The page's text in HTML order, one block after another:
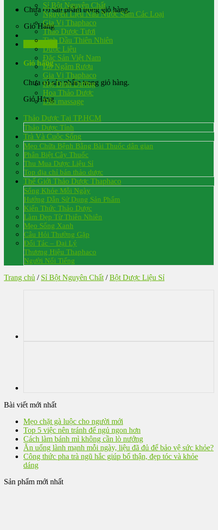
Chưa có sản phẩm trong giỏ hàng.
Giỏ Hàng
Đăng nhập
Giỏ hàng
Chưa có sản phẩm trong giỏ hàng.
Giỏ Hàng
Sỉ Bột Nguyên Chất
Nguyên Liệu Nấu Nước Sâm Các Loại
Gia Vị Thaphaco
Thảo Dược Tươi
Tinh Dầu Thiên Nhiên
Dược Liệu
Đặc Sản Việt Nam
Đồ Ngâm Rượu
Gia Vị Thaphaco
Hạt Dinh Dưỡng
Hoa Thảo Dược
Dầu massage
Thảo Dược Tại TP.HCM
Thảo Dược Tỉnh
Trà Và Cuộc Sống
Mẹo Chữa Bệnh Bằng Bài Thuốc dân gian
Phân Biệt Cây Thuốc
Thu Mua Dược Liệu Sỉ
Top địa chỉ bán thảo dược
Thế Giới Thảo Dược Thaphaco
Sống Khỏe Mỗi Ngày
Hướng Dẫn Sử Dụng Sản Phẩm
Kiến Thức Thảo Dược
Làm Đẹp Từ Thiên Nhiên
Mẹo Sống Xanh
Câu Hỏi Thường Gặp
Đối Tác – Đại Lý
Thương Hiệu Thaphaco
Người Nổi Tiếng
Trang chủ / Sỉ Bột Nguyên Chất / Bột Dược Liệu Sỉ
Bài viết mới nhất
Mẹo chặt gà luộc cho người mới
Top 5 việc nên tránh để ngủ ngon hơn
Cách làm bánh mì không cần lò nướng
Ăn uống lành mạnh mỗi ngày, liệu đã đủ để bảo vệ sức khỏe?
Công thức pha trà ngũ hắc giúp bổ thận, đẹp tóc và khỏe
dáng
Sản phẩm mới nhất